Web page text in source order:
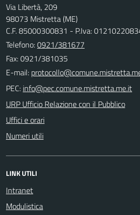
Via Libertà, 209
98073 Mistretta (ME)
C.F. 85000300831 - P.Iva:
Telefono:0921/381677
Fax: 0921/381035
E-mail:
PEC:
URP Ufficio Relazione con il Pubblico
Uffici e orari
Numeri utili
LINK UTILI
Intranet
Modulistica